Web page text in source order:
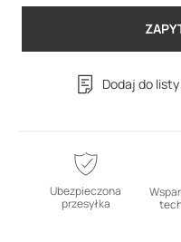
Dodaj do listy
Ubezpieczona
przesyłka